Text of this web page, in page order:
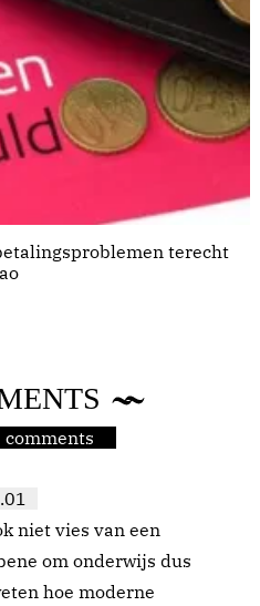
terecht
comments
niet vies van een
om onderwijs dus
hoe moderne